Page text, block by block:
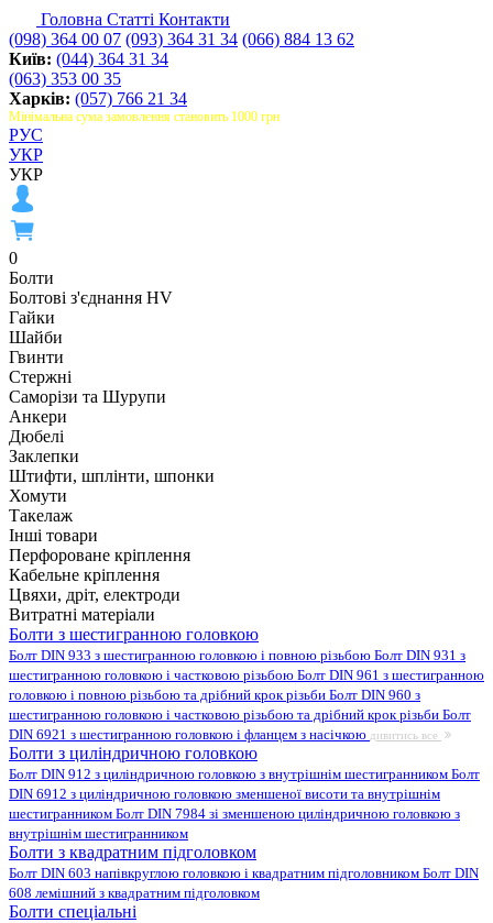
Головна Статті Контакти
(098) 364 00 07 (093) 364 31 34 (066) 884 13 62
Київ: (044) 364 31 34
(063) 353 00 35
Харків: (057) 766 21 34
Мінімальна сума замовлення становить 1000 грн
РУС
УКР
УКР
0
Болти
Болтові з'єднання HV
Гайки
Шайби
Гвинти
Стержні
Саморізи та Шурупи
Анкери
Дюбелі
Заклепки
Штифти, шплінти, шпонки
Хомути
Такелаж
Інші товари
Перфороване кріплення
Кабельне кріплення
Цвяхи, дріт, електроди
Витратні матеріали
Болти з шестигранною головкою
Болт DIN 933 з шестигранною головкою і повною різьбою Болт DIN 931 з
шестигранною головкою і частковою різьбою Болт DIN 961 з шестигранною
головкою і повною різьбою та дрібний крок різьби Болт DIN 960 з
шестигранною головкою і частковою різьбою та дрібний крок різьби Болт
DIN 6921 з шестигранною головкою і фланцем з насічкою дивитись все
Болти з циліндричною головкою
Болт DIN 912 з циліндричною головкою з внутрішнім шестигранником Болт
DIN 6912 з циліндричною головкою зменшеної висоти та внутрішнім
шестигранником Болт DIN 7984 зі зменшеною циліндричною головкою з
внутрішнім шестигранником
Болти з квадратним підголовком
Болт DIN 603 напівкруглою головкою і квадратним підголовником Болт DIN
608 лемішний з квадратним підголовком
Болти спеціальні